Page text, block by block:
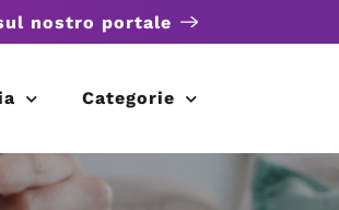
nostro portale
Categorie